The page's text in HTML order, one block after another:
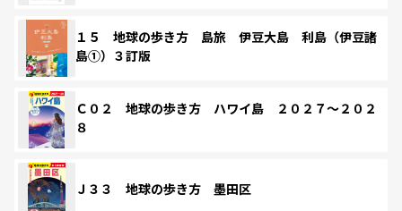
１５ 地球の歩き方 島旅 伊豆大島 利島（伊豆諸
島①）３訂版
Ｃ０２ 地球の歩き方 ハワイ島 ２０２７～２０２
８
Ｊ３３ 地球の歩き方 墨田区